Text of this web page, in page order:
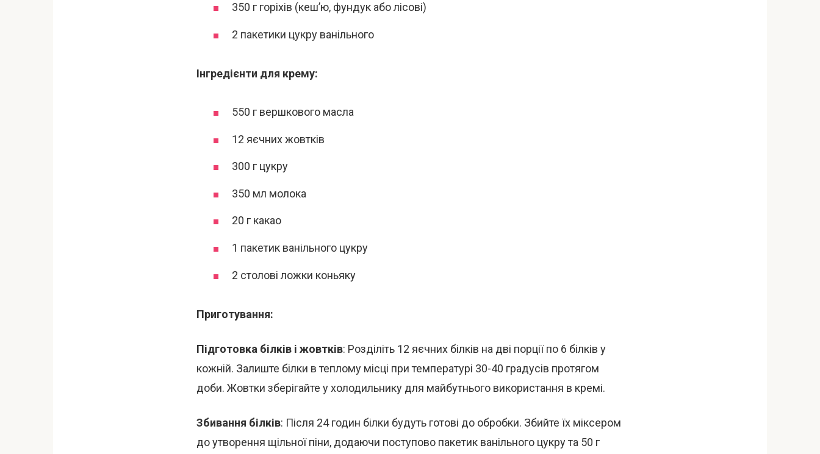
350 г горіхів (кеш’ю, фундук або лісові)
2 пакетики цукру ванільного
Інгредієнти для крему:
550 г вершкового масла
12 яєчних жовтків
300 г цукру
350 мл молока
20 г какао
1 пакетик ванільного цукру
2 столові ложки коньяку
Приготування:
Підготовка білків і жовтків: Розділіть 12 яєчних білків на дві порції по 6 білків у
кожній. Залиште білки в теплому місці при температурі 30-40 градусів протягом
доби. Жовтки зберігайте у холодильнику для майбутнього використання в кремі.
Збивання білків: Після 24 годин білки будуть готові до обробки. Збийте їх міксером
до утворення щільної піни, додаючи поступово пакетик ванільного цукру та 50 г